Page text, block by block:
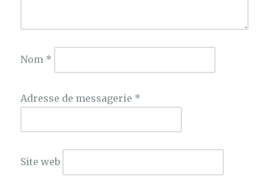
Nom *
Adresse de messagerie *
Site web